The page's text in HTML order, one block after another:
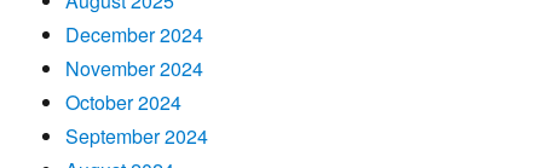
December 2024
November 2024
October 2024
September 2024